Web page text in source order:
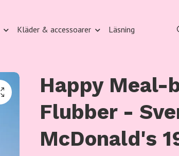
Kläder & accessoarer Läsning
Happy Meal-
Flubber -
McDonald's